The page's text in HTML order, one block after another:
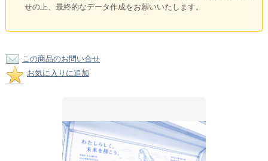
せの上、最終的なデータ作成をお願いいたします。
この商品のお問い合せ
お気に入りに追加